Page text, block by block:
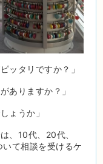
ッタリですか？」
ありますか？」
ょうか」
、10代、20代、
て相談を受けるケ